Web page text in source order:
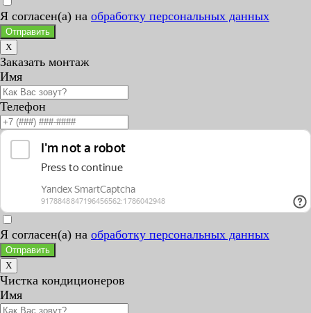
Я согласен(а) на обработку персональных данных
Отправить
X
Заказать монтаж
Имя
Телефон
Я согласен(а) на обработку персональных данных
Отправить
X
Чистка кондиционеров
Имя